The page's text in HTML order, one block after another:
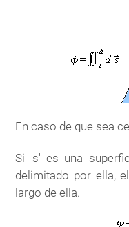
En caso de que sea
Si 's' es una
delimitado por ella,
largo de ella.